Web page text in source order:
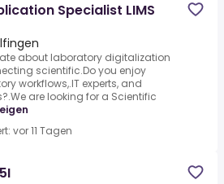
Specialist LIMS
about laboratory digitalization
scientific.Do you enjoy
workflows,.IT experts, and
are looking for a Scientific
vor 11 Tagen